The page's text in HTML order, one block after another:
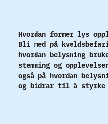
Hvordan former lys
Bli med på
hvordan belysning
stemning og
også på hvordan
og bidrar til å styrke